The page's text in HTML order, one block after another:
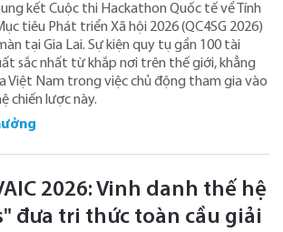
kết Cuộc thi Hackathon Quốc tế về Tính
tiêu Phát triển Xã hội 2026 (QC4SG 2026)
tại Gia Lai. Sự kiện quy tụ gần 100 tài
sắc nhất từ khắp nơi trên thế giới, khẳng
Việt Nam trong việc chủ động tham gia vào
chiến lược này.
2026: Vinh danh thế hệ
đưa tri thức toàn cầu giải